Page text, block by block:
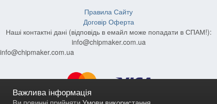
Важлива інформація
Правила Сайту
Договір Оферта
Наші контактні дані (відповідь в емайл може попадати в СПАМ!):
info@chipmaker.com.ua
info@chipmaker.com.ua